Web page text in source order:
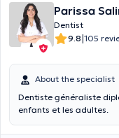
Parissa
Dentist
9.8|105
About the specialist
Dentiste généraliste
enfants et les adultes.